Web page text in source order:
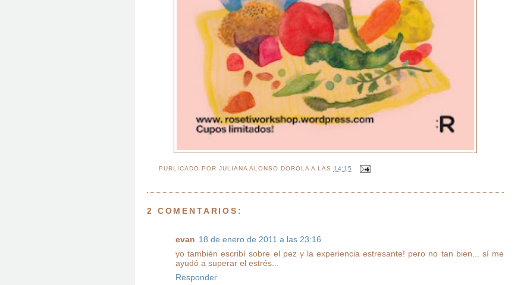
PUBLICADO POR JULIANA ALONSO DOROLA A LAS 14:15
2 COMENTARIOS:
evan 18 de enero de 2011 a las 23:16
yo también escribí sobre el pez y la experiencia estresante! pero no tan bien... sí me
ayudó a superar el estrés...
Responder